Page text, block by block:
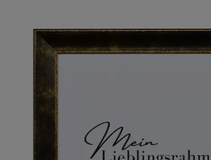
Bildergalerie überspringen